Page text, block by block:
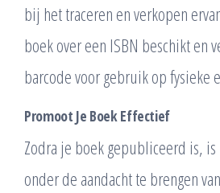
bij het traceren en verkopen
boek over een ISBN beschikt en
barcode voor gebruik op fysieke
Promoot Je Boek Effectief
Zodra je boek gepubliceerd is,
onder de aandacht te brengen